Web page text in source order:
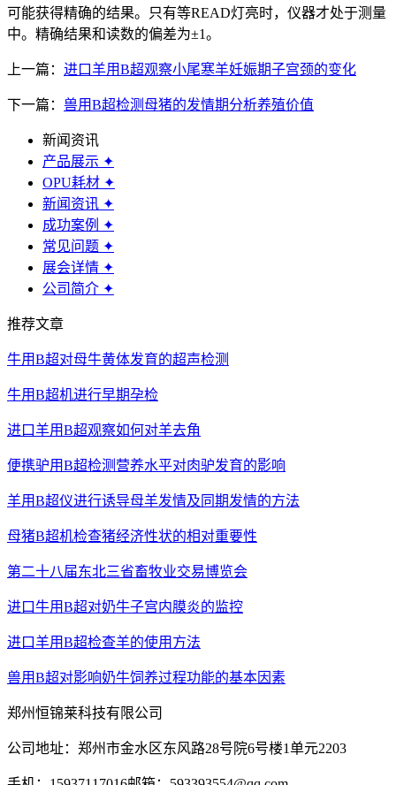
可能获得精确的结果。只有等READ灯亮时，仪器才处于测量
中。精确结果和读数的偏差为±1。
上一篇： 进口羊用B超观察小尾寒羊妊娠期子宫颈的变化
下一篇： 兽用B超检测母猪的发情期分析养殖价值
新闻资讯
产品展示 ✦
OPU耗材 ✦
新闻资讯 ✦
成功案例 ✦
常见问题 ✦
展会详情 ✦
公司简介 ✦
推荐文章
牛用B超对母牛黄体发育的超声检测
牛用B超机进行早期孕检
进口羊用B超观察如何对羊去角
便携驴用B超检测营养水平对肉驴发育的影响
羊用B超仪进行诱导母羊发情及同期发情的方法
母猪B超机检查猪经济性状的相对重要性
第二十八届东北三省畜牧业交易博览会
进口牛用B超对奶牛子宫内膜炎的监控
进口羊用B超检查羊的使用方法
兽用B超对影响奶牛饲养过程功能的基本因素
郑州恒锦莱科技有限公司
公司地址：郑州市金水区东风路28号院6号楼1单元2203